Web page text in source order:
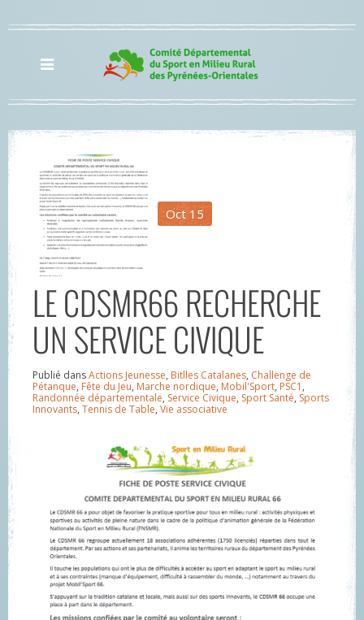
Oct 15
LE CDSMR66 RECHERCHE
UN SERVICE CIVIQUE
Publié dansActions Jeunesse, Bitlles Catalanes, Challenge de
Pétanque, Fête du Jeu, Marche nordique, Mobil'Sport, PSC1 ,
Randonnée départementale, Service Civique, Sport Santé, Sports
Innovants, Tennis de Table, Vie associative